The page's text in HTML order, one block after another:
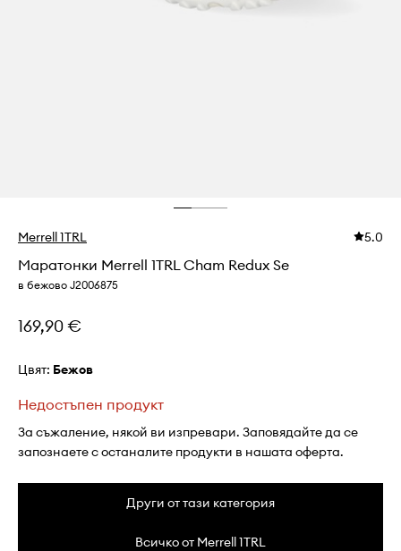
Merrell 1TRL 5.0
Маратонки Merrell 1TRL Cham Redux Se
в бежово J2006875
169,90 €
Цвят: бежов
Недостъпен продукт
За съжаление, някой ви изпревари. Заповядайте да се
запознаете с останалите продукти в нашата оферта.
Други от тази категория
Всичко от Merrell 1TRL